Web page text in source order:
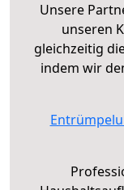
Unsere
unseren
gleichzeitig
indem wir